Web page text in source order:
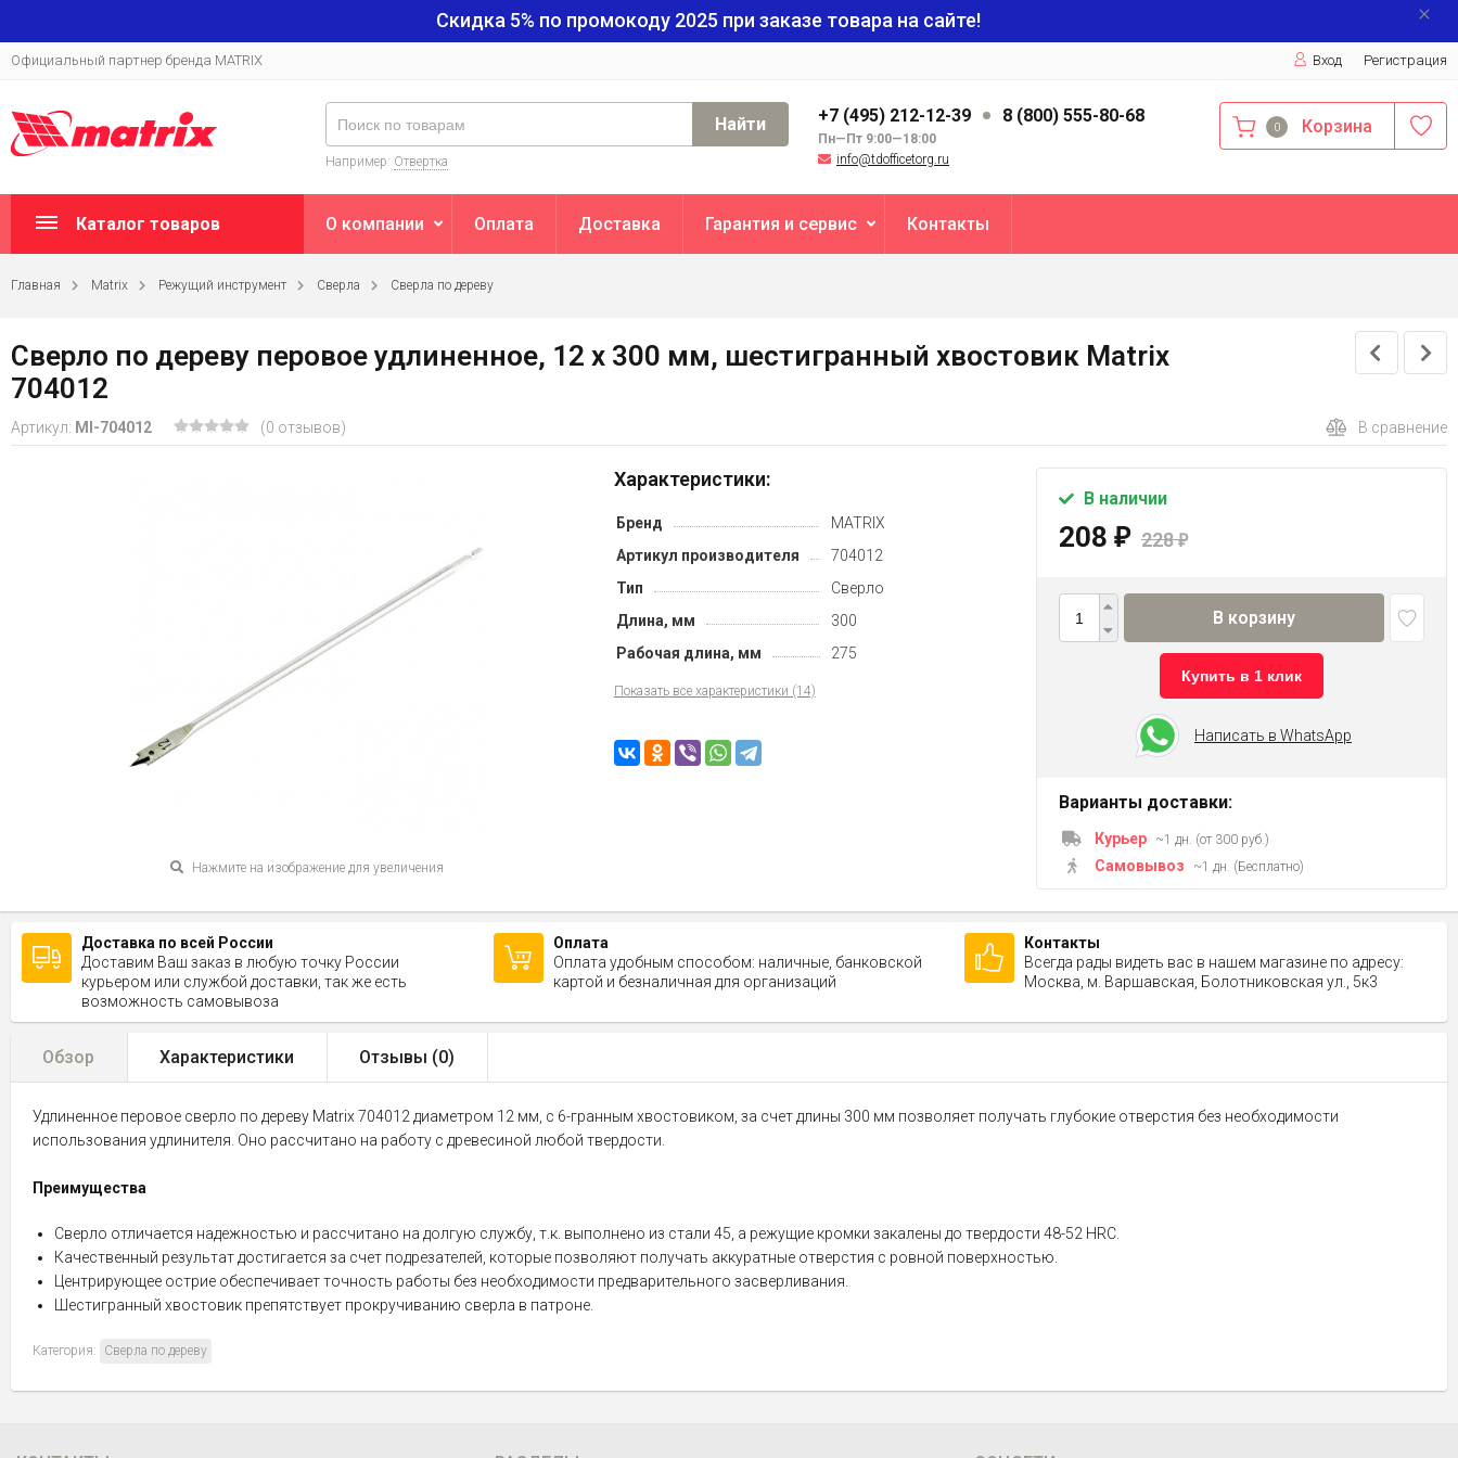
Скидка 5% по промокоду 2025 при заказе товара на сайте!
Официальный партнер бренда MATRIX Вход Регистрация
+7 (495) 212-12-39 8 (800) 555-80-68
Пн—Пт 9:00—18:00
info@tdofficetorg.ru
Найти
Например: Отвертка
0 Корзина
Каталог товаров О компании Оплата Доставка Гарантия и сервис Контакты
Главная Matrix Режущий инструмент Сверла Сверла по дереву
Сверло по дереву перовое удлиненное, 12 х 300 мм, шестигранный хвостовик Matrix
704012
Артикул: MI-704012 (0 отзывов) В сравнение
Нажмите на изображение для увеличения
Характеристики:
Бренд
MATRIX
Артикул производителя
704012
Тип
Сверло
Длина, мм
300
Рабочая длина, мм
275
Показать все характеристики (14)
В наличии
208 ₽ 228₽
В корзину
Купить в 1 клик
Написать в WhatsApp
Варианты доставки:
Курьер ~1 дн. (от 300 руб.)
Самовывоз ~1 дн. (Бесплатно)
Доставка по всей России
Доставим Ваш заказ в любую точку России
курьером или службой доставки, так же есть
возможность самовывоза
Оплата
Оплата удобным способом: наличные, банковской
картой и безналичная для организаций
Контакты
Всегда рады видеть вас в нашем магазине по адресу:
Москва, м. Варшавская, Болотниковская ул., 5к3
Обзор Характеристики Отзывы (0)
Удлиненное перовое сверло по дереву Matrix 704012 диаметром 12 мм, с 6-гранным хвостовиком, за счет длины 300 мм позволяет получать глубокие отверстия без необходимости
использования удлинителя. Оно рассчитано на работу с древесиной любой твердости.
Преимущества
Сверло отличается надежностью и рассчитано на долгую службу, т.к. выполнено из стали 45, а режущие кромки закалены до твердости 48-52 HRC.
Качественный результат достигается за счет подрезателей, которые позволяют получать аккуратные отверстия с ровной поверхностью.
Центрирующее острие обеспечивает точность работы без необходимости предварительного засверливания.
Шестигранный хвостовик препятствует прокручиванию сверла в патроне.
Категория: Сверла по дереву